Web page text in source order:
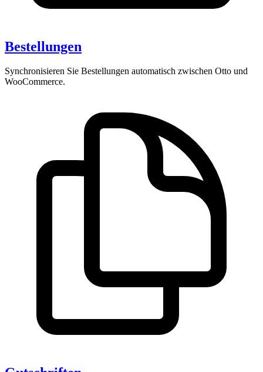
Bestellungen
Synchronisieren Sie Bestellungen automatisch zwischen Otto und
WooCommerce.